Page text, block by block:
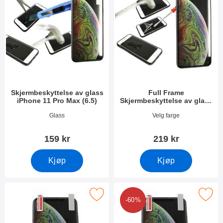
Skjermbeskyttelse av glass
iPhone 11 Pro Max (6.5)
Varenummer 33295
Glass
159 kr
Kjøp
Full Frame
Skjermbeskyttelse av glass
Varenummer 33526
Velg farge
219 kr
Kjøp
skjermbeskyttelse iPhone 11 Pro Max (6.5) som favoritt
-60%
Merk 6-pakning Skjermbeskyttelse